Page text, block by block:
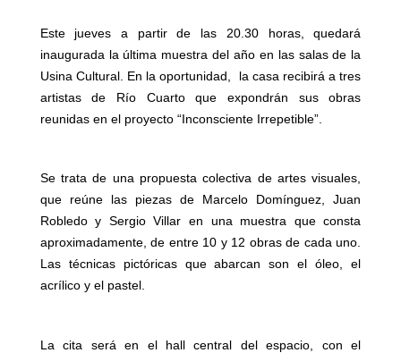
Este jueves a partir de las 20.30 horas, quedará
inaugurada la última muestra del año en las salas de la
Usina Cultural. En la oportunidad, la casa recibirá a tres
artistas de Río Cuarto que expondrán sus obras
reunidas en el proyecto “Inconsciente Irrepetible”.
Se trata de una propuesta colectiva de artes visuales,
que reúne las piezas de Marcelo Domínguez, Juan
Robledo y Sergio Villar en una muestra que consta
aproximadamente, de entre 10 y 12 obras de cada uno.
Las técnicas pictóricas que abarcan son el óleo, el
acrílico y el pastel.
La cita será en el hall central del espacio, con el